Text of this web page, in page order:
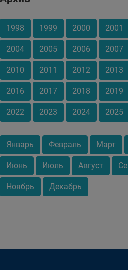
1998 1999 2000 2001
2004 2005 2006 2007
2010 2011 2012 2013
2016 2017 2018 2019
2022 2023 2024 2025
Январь Февраль Март
Июнь Июль Август
Ноябрь Декабрь